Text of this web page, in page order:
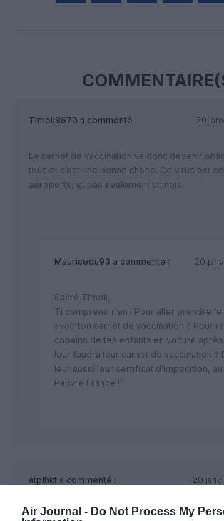
Air Journal - Do Not Process My
Timoli8679 a commenté :
20
Le carnet de vaccination va donc devenir
tous et c’est une bonne chose. Ce virus est
aéroports, et pas seulement chinois.
Mauricedu93 a commenté :
20
Sacré Timoli,
Ti comprend rien ! Pour aller prendre le
avoir ton carnet de vaccination ? Pour
copains de tes enfants en voiture après
leur faudra leur carnet de vaccination ?
leur aussi leur certificat d’imposition,
Pauvre France !!!
atplhkt a commenté :
20
Les opposants à la mesure semblent donc